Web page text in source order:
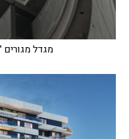
מגדל מגורים